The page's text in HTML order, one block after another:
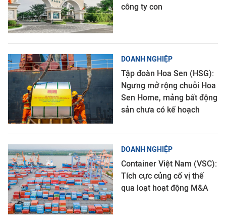
công ty con
DOANH NGHIỆP
Tập đoàn Hoa Sen (HSG):
Ngưng mở rộng chuỗi Hoa
Sen Home, mảng bất động
sản chưa có kế hoạch
DOANH NGHIỆP
Container Việt Nam (VSC):
Tích cực củng cố vị thế
qua loạt hoạt động M&A